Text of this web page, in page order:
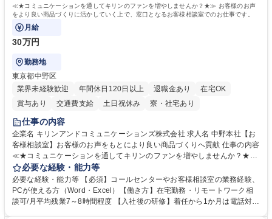
≪★コミュニケーションを通してキリンのファンを増やしませんか？★≫ お客様のお声
をより良い商品づくりに活かしていく上で、窓口となるお客様相談室でのお仕事です。
月給
30万円
勤務地
東京都中野区
業界未経験歓迎
年間休日120日以上 退職金あり
在宅OK
賞与あり
交通費支給 土日祝休み 寮・社宅あり
仕事の内容
企業名 キリンアンドコミュニケーションズ株式会社 求人名 中野本社【お
客様相談室】お客様のお声をもとにより良い商品づくりへ貢献 仕事の内容
≪★コミュニケーションを通してキリンのファンを増やしませんか？★≫
お客様のお声をより良い商品づくりに活かしていく上で、窓口となるお客
様相談室でのお仕事です。 日々お客様からいただくキリングループへのご
意見を、企業活動に活かしています。お客様からの声に迅速かつ誠意をも
って対応、情報提供するとともにグループ内活動に反映しています。 【具
必要な経験・能力等
必要な経験・能力等 【必須】コールセンターやお客様相談室の業務経験、
PCが使える方（Word・Excel）【働き方】在宅勤務・リモートワーク相
談可/月平均残業7～8時間程度 【入社後の研修】着任から1か月は電話対応